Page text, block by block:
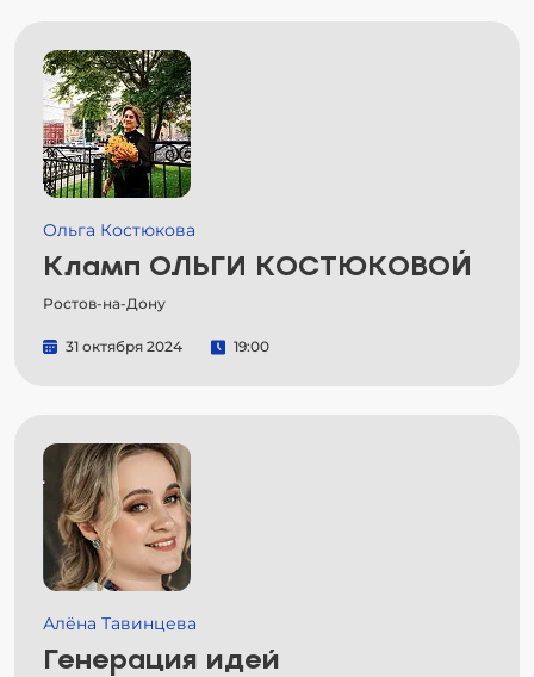
Ольга Костюкова
Кламп ОЛЬГИ КОСТЮКОВОЙ
Ростов-на-Дону
31 октября 2024 19:00
Алёна Тавинцева
Генерация идей